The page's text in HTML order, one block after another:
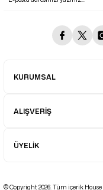
KURUMSAL
ALIŞVERİŞ
ÜYELİK
© Copyright 2026. Tüm içerik House